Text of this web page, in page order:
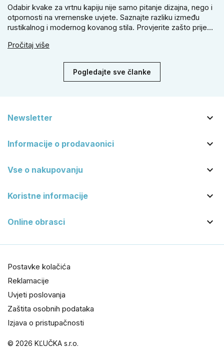
Odabir kvake za vrtnu kapiju nije samo pitanje dizajna, nego i
otpornosti na vremenske uvjete. Saznajte razliku između
rustikalnog i modernog kovanog stila. Provjerite zašto prije
se zbog veće sigurnosti isplati odabrati kvaku s kuglom za
Pročitaj više
Pogledajte sve članke
Newsletter 
Informacije o prodavaonici 
Vse o nakupovanju 
Koristne informacije 
Online obrasci 
© 2026 KĽUČKA s.r.o.
Postavke kolačića
Reklamacije
Uvjeti poslovanja
Zaštita osobnih podataka
Izjava o pristupačnosti